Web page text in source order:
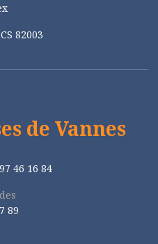
82003
de Vannes
46 16 84
89